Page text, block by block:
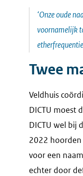
‘Onze oude
voornamelijk
Twee
Veldhuis
DICTU moest
DICTU wel bij
2022
voor een
echter door